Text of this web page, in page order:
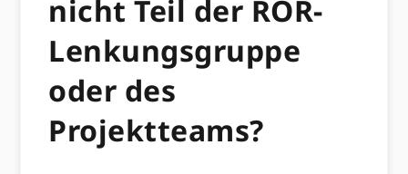
nicht Teil der ROR-
Lenkungsgruppe
oder des
Projektteams?